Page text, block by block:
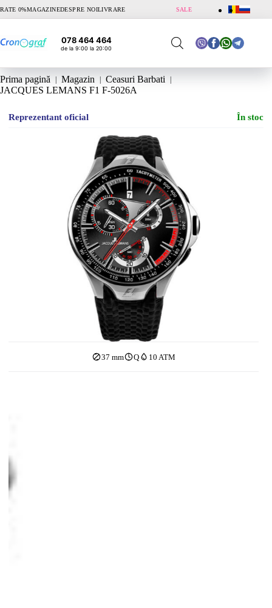
RATE 0%MAGAZINEDESPRE NOILIVRARE SALE
078 464 464
de la 9:00 la 20:00
Prima pagină Magazin
Ceasuri Barbati
JACQUES LEMANS F1 F-5026A
Reprezentant oficial În stoc
37 mm Q 10 ATM